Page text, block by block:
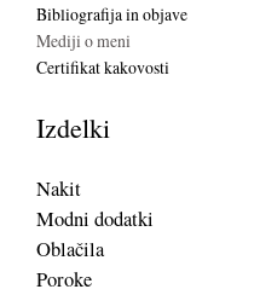
Bibliografija in objave
Mediji o meni
Certifikat kakovosti
Izdelki
Nakit
Modni dodatki
Oblačila
Poroke